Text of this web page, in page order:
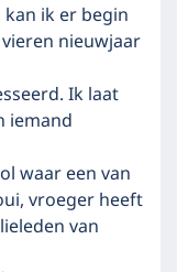
kan ik er begin
nieuwjaar
Ik laat
iemand
waar een van
vroeger heeft
van